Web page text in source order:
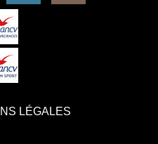
LÉGALES